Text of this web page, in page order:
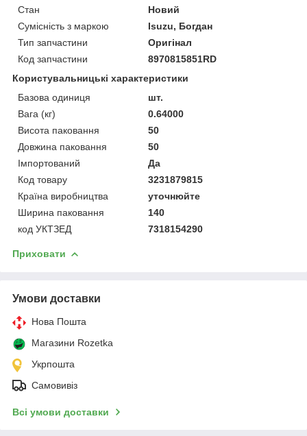
Стан
Новий
Сумісність з маркою
Isuzu, Богдан
Тип запчастини
Оригінал
Код запчастини
8970815851RD
Користувальницькі характеристики
Базова одиниця
шт.
Вага (кг)
0.64000
Висота паковання
50
Довжина паковання
50
Імпортований
Да
Код товару
3231879815
Країна виробництва
уточнюйте
Ширина паковання
140
код УКТЗЕД
7318154290
Приховати
Умови доставки
Нова Пошта
Магазини Rozetka
Укрпошта
Самовивіз
Всі умови доставки